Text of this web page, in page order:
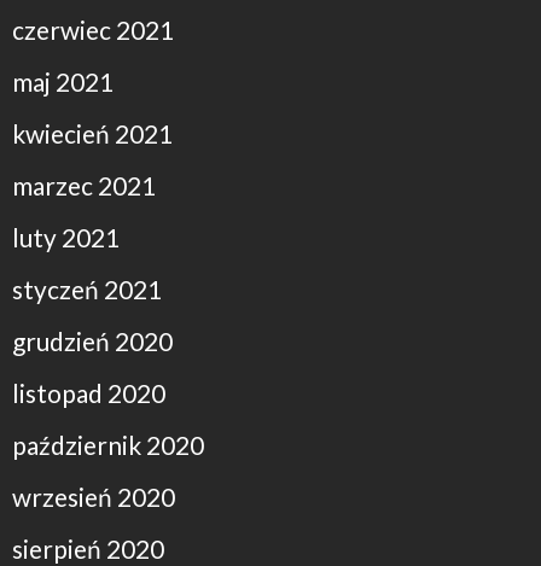
czerwiec 2021
maj 2021
kwiecień 2021
marzec 2021
luty 2021
styczeń 2021
grudzień 2020
listopad 2020
październik 2020
wrzesień 2020
sierpień 2020